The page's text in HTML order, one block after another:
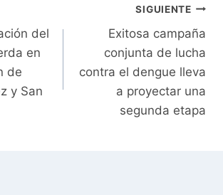
del
en
de
y San
SIGUIENTE
Exitosa campaña
conjunta de lucha
contra el dengue lleva
a proyectar una
segunda etapa